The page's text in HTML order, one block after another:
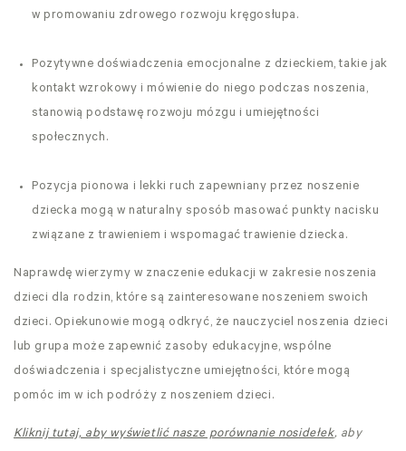
w promowaniu zdrowego rozwoju kręgosłupa.
Pozytywne doświadczenia emocjonalne z dzieckiem, takie jak
kontakt wzrokowy i mówienie do niego podczas noszenia,
stanowią podstawę rozwoju mózgu i umiejętności
społecznych.
Pozycja pionowa i lekki ruch zapewniany przez noszenie
dziecka mogą w naturalny sposób masować punkty nacisku
związane z trawieniem i wspomagać trawienie dziecka.
Naprawdę wierzymy w znaczenie edukacji w zakresie noszenia
dzieci dla rodzin, które są zainteresowane noszeniem swoich
dzieci. Opiekunowie mogą odkryć, że nauczyciel noszenia dzieci
lub grupa może zapewnić zasoby edukacyjne, wspólne
doświadczenia i specjalistyczne umiejętności, które mogą
pomóc im w ich podróży z noszeniem dzieci.
Kliknij tutaj, aby wyświetlić nasze porównanie nosidełek, aby